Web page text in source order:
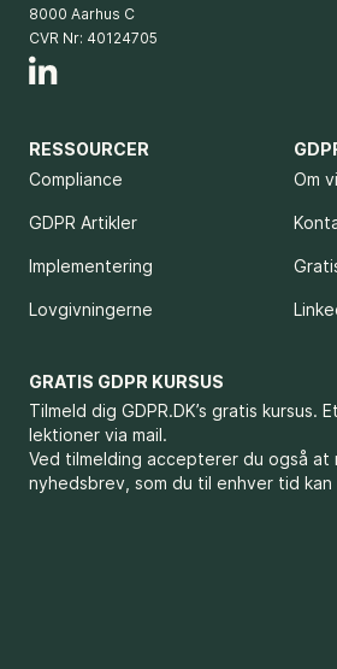
8000 Aarhus C
CVR Nr: 40124705
RESSOURCER
Compliance
GDPR Artikler
Implementering
Lovgivningerne
Om
GRATIS GDPR KURSUS
Tilmeld dig GDPR.DK’s gratis kursus.
lektioner via mail.
Ved tilmelding accepterer du også at
nyhedsbrev, som du til enhver tid kan